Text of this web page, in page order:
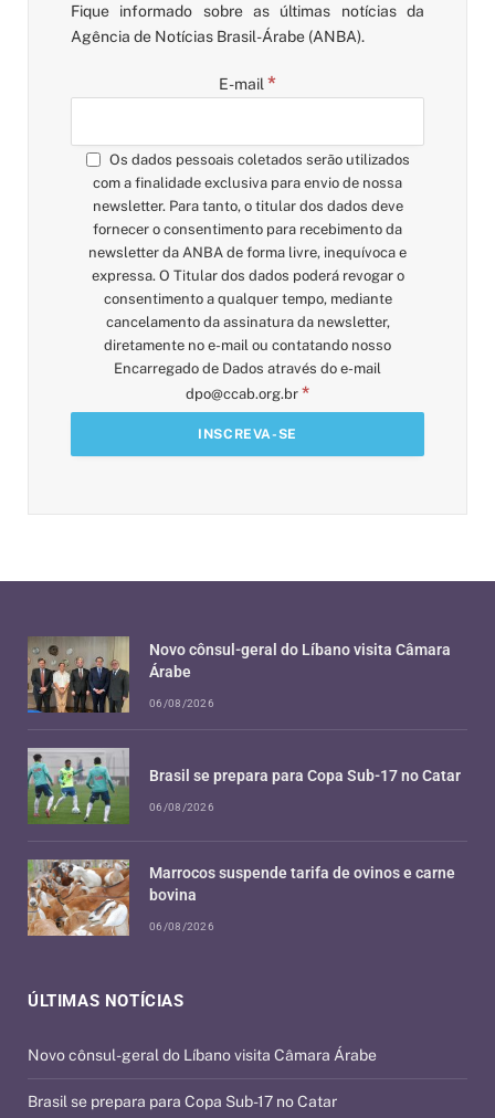
Fique informado sobre as últimas notícias da
Agência de Notícias Brasil-Árabe (ANBA).
E-mail *
Os dados pessoais coletados serão utilizados
com a finalidade exclusiva para envio de nossa
newsletter. Para tanto, o titular dos dados deve
fornecer o consentimento para recebimento da
newsletter da ANBA de forma livre, inequívoca e
expressa. O Titular dos dados poderá revogar o
consentimento a qualquer tempo, mediante
cancelamento da assinatura da newsletter,
diretamente no e-mail ou contatando nosso
Encarregado de Dados através do e-mail
dpo@ccab.org.br *
ÚLTIMAS NOTÍCIAS
Novo cônsul-geral do Líbano visita Câmara Árabe
Brasil se prepara para Copa Sub-17 no Catar
Novo cônsul-geral do Líbano visita Câmara
Árabe
06/08/2026
Brasil se prepara para Copa Sub-17 no Catar
06/08/2026
Marrocos suspende tarifa de ovinos e carne
bovina
06/08/2026